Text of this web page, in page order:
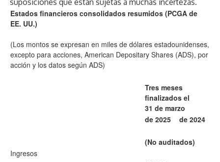
suposiciones que están sujetas a muchas incertezas.
Estados financieros consolidados resumidos (PCGA de
EE. UU.)
(Los montos se expresan en miles de dólares estadounidenses,
excepto para acciones, American Depositary Shares (ADS), por
acción y los datos según ADS)
Tres meses
finalizados el
31 de marzo
de 2025
de 2024
(No auditados)
Ingresos